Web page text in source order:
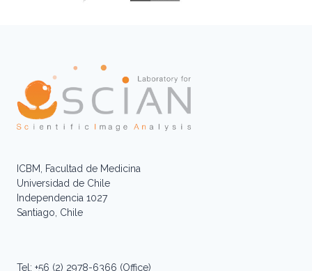
ICBM, Facultad de Medicina
Universidad de Chile
Independencia 1027
Santiago, Chile
Tel: +56 (2) 2978-6366 (Office)